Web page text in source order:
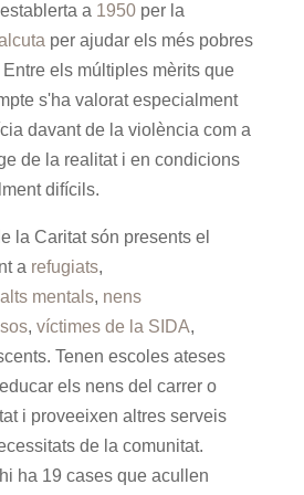
a 1950per la
per ajudar els més pobres
els múltiples mèrits que
s'ha valorat especialment
davant de la violència com a
de la realitat i en condicions
difícils.
la Caritat són presents el
a refugiats,
mentals, nens
, víctimes de la SIDA,
Tenen escoles ateses
els nens del carrer o
i proveeixen altres serveis
de la comunitat.
hi ha 19 cases que acullen